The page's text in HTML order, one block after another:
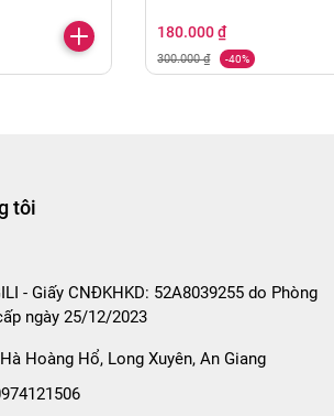
180.000 ₫
300.000 ₫ -40%
tôi
- Giấy CNĐKHKD: 52A8039255 do Phòng
ngày 25/12/2023
Hoàng Hổ, Long Xuyên, An Giang